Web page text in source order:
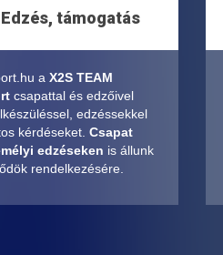
Edzés, támogatás
a X2S TEAM
csapattal és edzőivel
edzéssekkel
kérdéseket. Csapat
edzéseken is állunk
rendelkezésére.